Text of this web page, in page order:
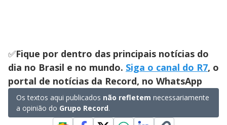
✅Fique por dentro das principais notícias do
dia no Brasil e no mundo. Siga o canal do R7, o
portal de notícias da Record, no WhatsApp
Os textos aqui publicados não refletem necessariamente
a opinião do Grupo Record.